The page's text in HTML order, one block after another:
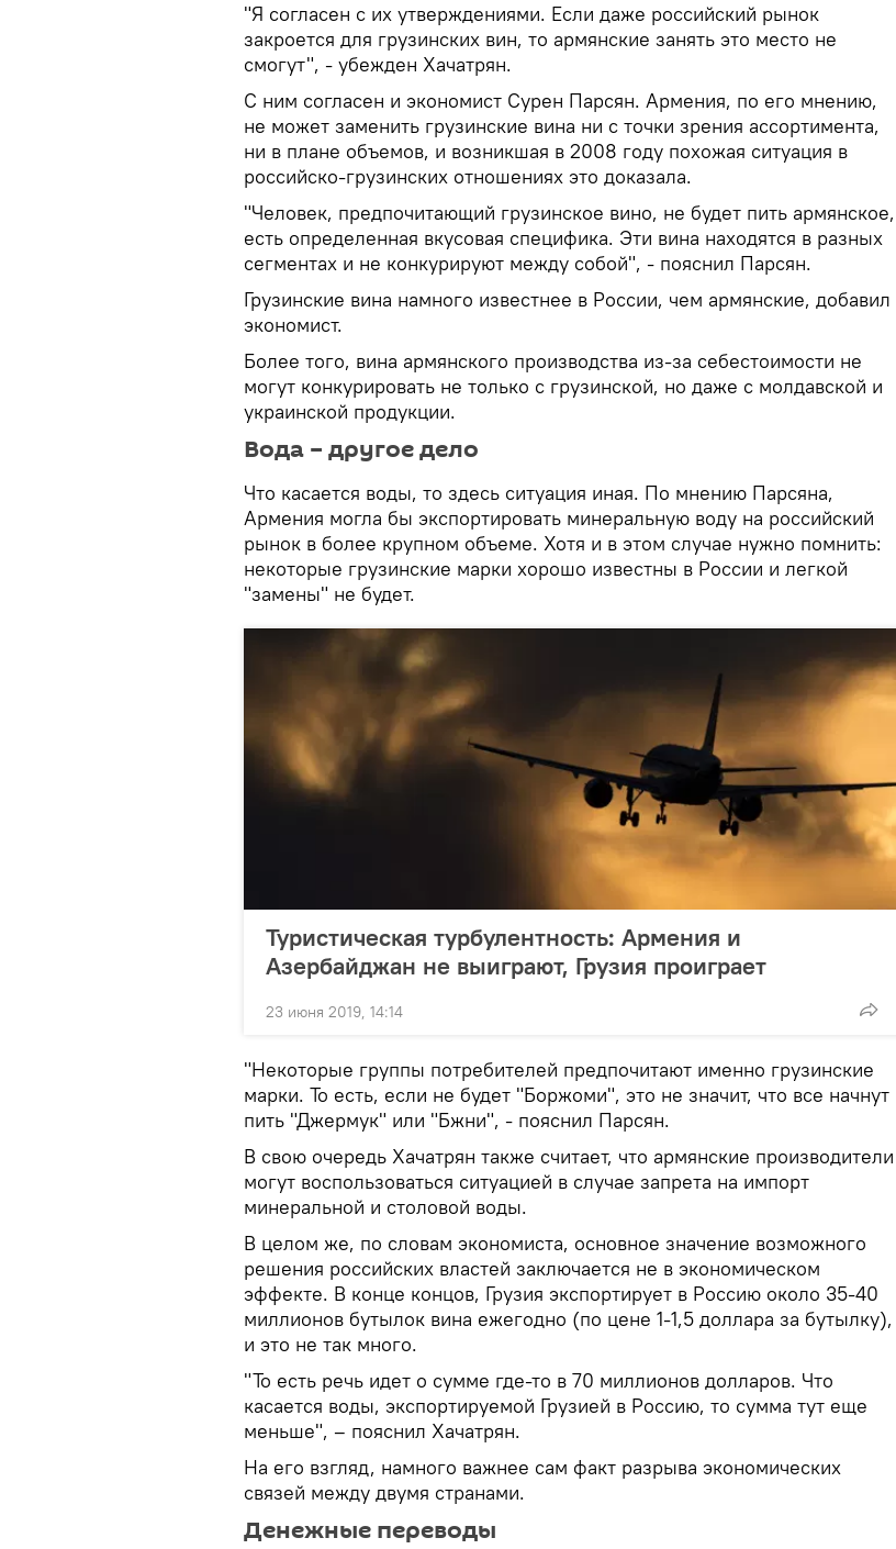
"Я согласен с их утверждениями. Если даже российский рынок
закроется для грузинских вин, то армянские занять это место не
смогут", - убежден Хачатрян.
С ним согласен и экономист Сурен Парсян. Армения, по его мнению,
не может заменить грузинские вина ни с точки зрения ассортимента,
ни в плане объемов, и возникшая в 2008 году похожая ситуация в
российско-грузинских отношениях это доказала.
"Человек, предпочитающий грузинское вино, не будет пить армянское,
есть определенная вкусовая специфика. Эти вина находятся в разных
сегментах и не конкурируют между собой", - пояснил Парсян.
Грузинские вина намного известнее в России, чем армянские, добавил
экономист.
Более того, вина армянского производства из-за себестоимости не
могут конкурировать не только с грузинской, но даже с молдавской и
украинской продукции.
Вода – другое дело
Что касается воды, то здесь ситуация иная. По мнению Парсяна,
Армения могла бы экспортировать минеральную воду на российский
рынок в более крупном объеме. Хотя и в этом случае нужно помнить:
некоторые грузинские марки хорошо известны в России и легкой
"замены" не будет.
Туристическая турбулентность: Армения и
Азербайджан не выиграют, Грузия проиграет
23 июня 2019, 14:14
"Некоторые группы потребителей предпочитают именно грузинские
марки. То есть, если не будет "Боржоми", это не значит, что все начнут
пить "Джермук" или "Бжни", - пояснил Парсян.
В свою очередь Хачатрян также считает, что армянские производители
могут воспользоваться ситуацией в случае запрета на импорт
минеральной и столовой воды.
В целом же, по словам экономиста, основное значение возможного
решения российских властей заключается не в экономическом
эффекте. В конце концов, Грузия экспортирует в Россию около 35-40
миллионов бутылок вина ежегодно (по цене 1-1,5 доллара за бутылку),
и это не так много.
"То есть речь идет о сумме где-то в 70 миллионов долларов. Что
касается воды, экспортируемой Грузией в Россию, то сумма тут еще
меньше", – пояснил Хачатрян.
На его взгляд, намного важнее сам факт разрыва экономических
связей между двумя странами.
Денежные переводы